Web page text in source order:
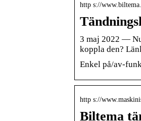
http s://
3 maj 2022 —
koppla den?
Enkel på/av-
http s://
Biltema